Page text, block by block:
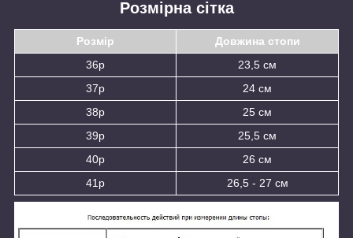
Розмірна сітка
Розмір
Довжина стопи
36р
23,5 см
37р
24 см
38р
25 см
39р
25,5 см
40р
26 см
41р
26,5 - 27 см